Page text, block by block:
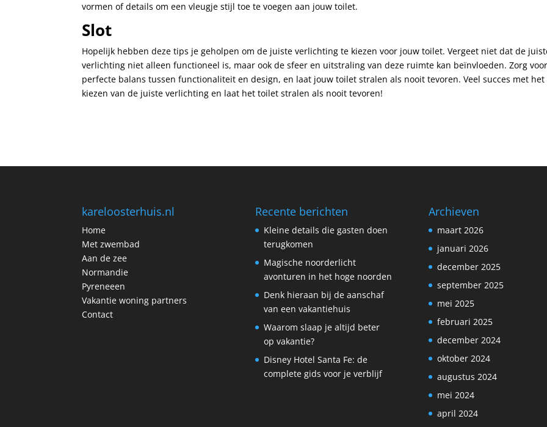
vormen of details om een vleugje stijl toe te voegen aan jouw toilet.
Slot
Hopelijk hebben deze tips je geholpen om de juiste verlichting te kiezen voor jouw toilet. Vergeet niet dat de
verlichting niet alleen functioneel is, maar ook de sfeer en uitstraling van deze ruimte kan beïnvloeden. Zorg
perfecte balans tussen functionaliteit en design, en laat jouw toilet stralen als nooit tevoren. Veel succes met het
kiezen van de juiste verlichting en laat het toilet stralen als nooit tevoren!
kareloosterhuis.nl
Home
Met zwembad
Aan de zee
Normandie
Pyreneeen
Vakantie woning partners
Contact
Recente berichten
Kleine details die gasten doen
terugkomen
Magische noorderlicht
avonturen in het hoge noorden
Denk hieraan bij de aanschaf
van een vakantiehuis
Waarom slaap je altijd beter
op vakantie?
Disney Hotel Santa Fe: de
complete gids voor je verblijf
Archieven
maart 2026
januari 2026
december 2025
september 2025
mei 2025
februari 2025
december 2024
oktober 2024
augustus 2024
mei 2024
april 2024